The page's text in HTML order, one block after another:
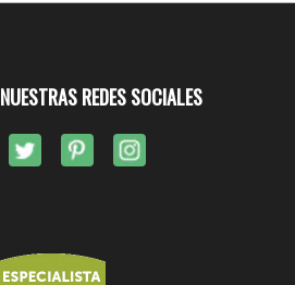
REDES SOCIALES